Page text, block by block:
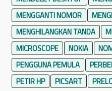
MENGGANTI NOMOR
MENGHILANGKAN TANDA
MICROSCOPE
NOKIA
PENGGUNA PEMULA
PETIR HP
PICSART